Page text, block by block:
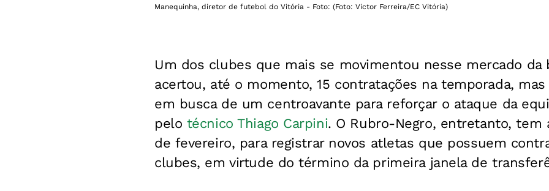
Manequinha, diretor de futebol do Vitória - Foto: (Foto: Victor Ferreira/EC Vitória)
Um dos clubes que mais se movimentou nesse mercado da
acertou, até o momento, 15 contratações na temporada,
em busca de um centroavante para reforçar o ataque da
pelo técnico Thiago Carpini. O Rubro-Negro, entretanto, tem
de fevereiro, para registrar novos atletas que possuem
clubes, em virtude do término da primeira janela de